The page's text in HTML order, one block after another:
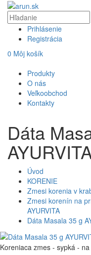
Prihlásenie
Registrácia
0 Môj košík
Produkty
O nás
Veľkoobchod
Kontakty
Dáta
Úvod
KORENIE
Zmesi korenia v
Zmesi korenín na
AYURVITA
Dáta Masala 35 g
Koreniaca zmes - sypká -